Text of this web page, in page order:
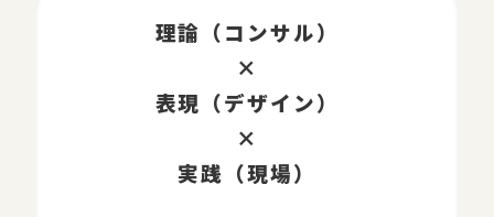
理論（コンサル）
×
表現（デザイン）
×
実践（現場）